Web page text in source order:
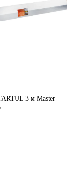
3 м Master